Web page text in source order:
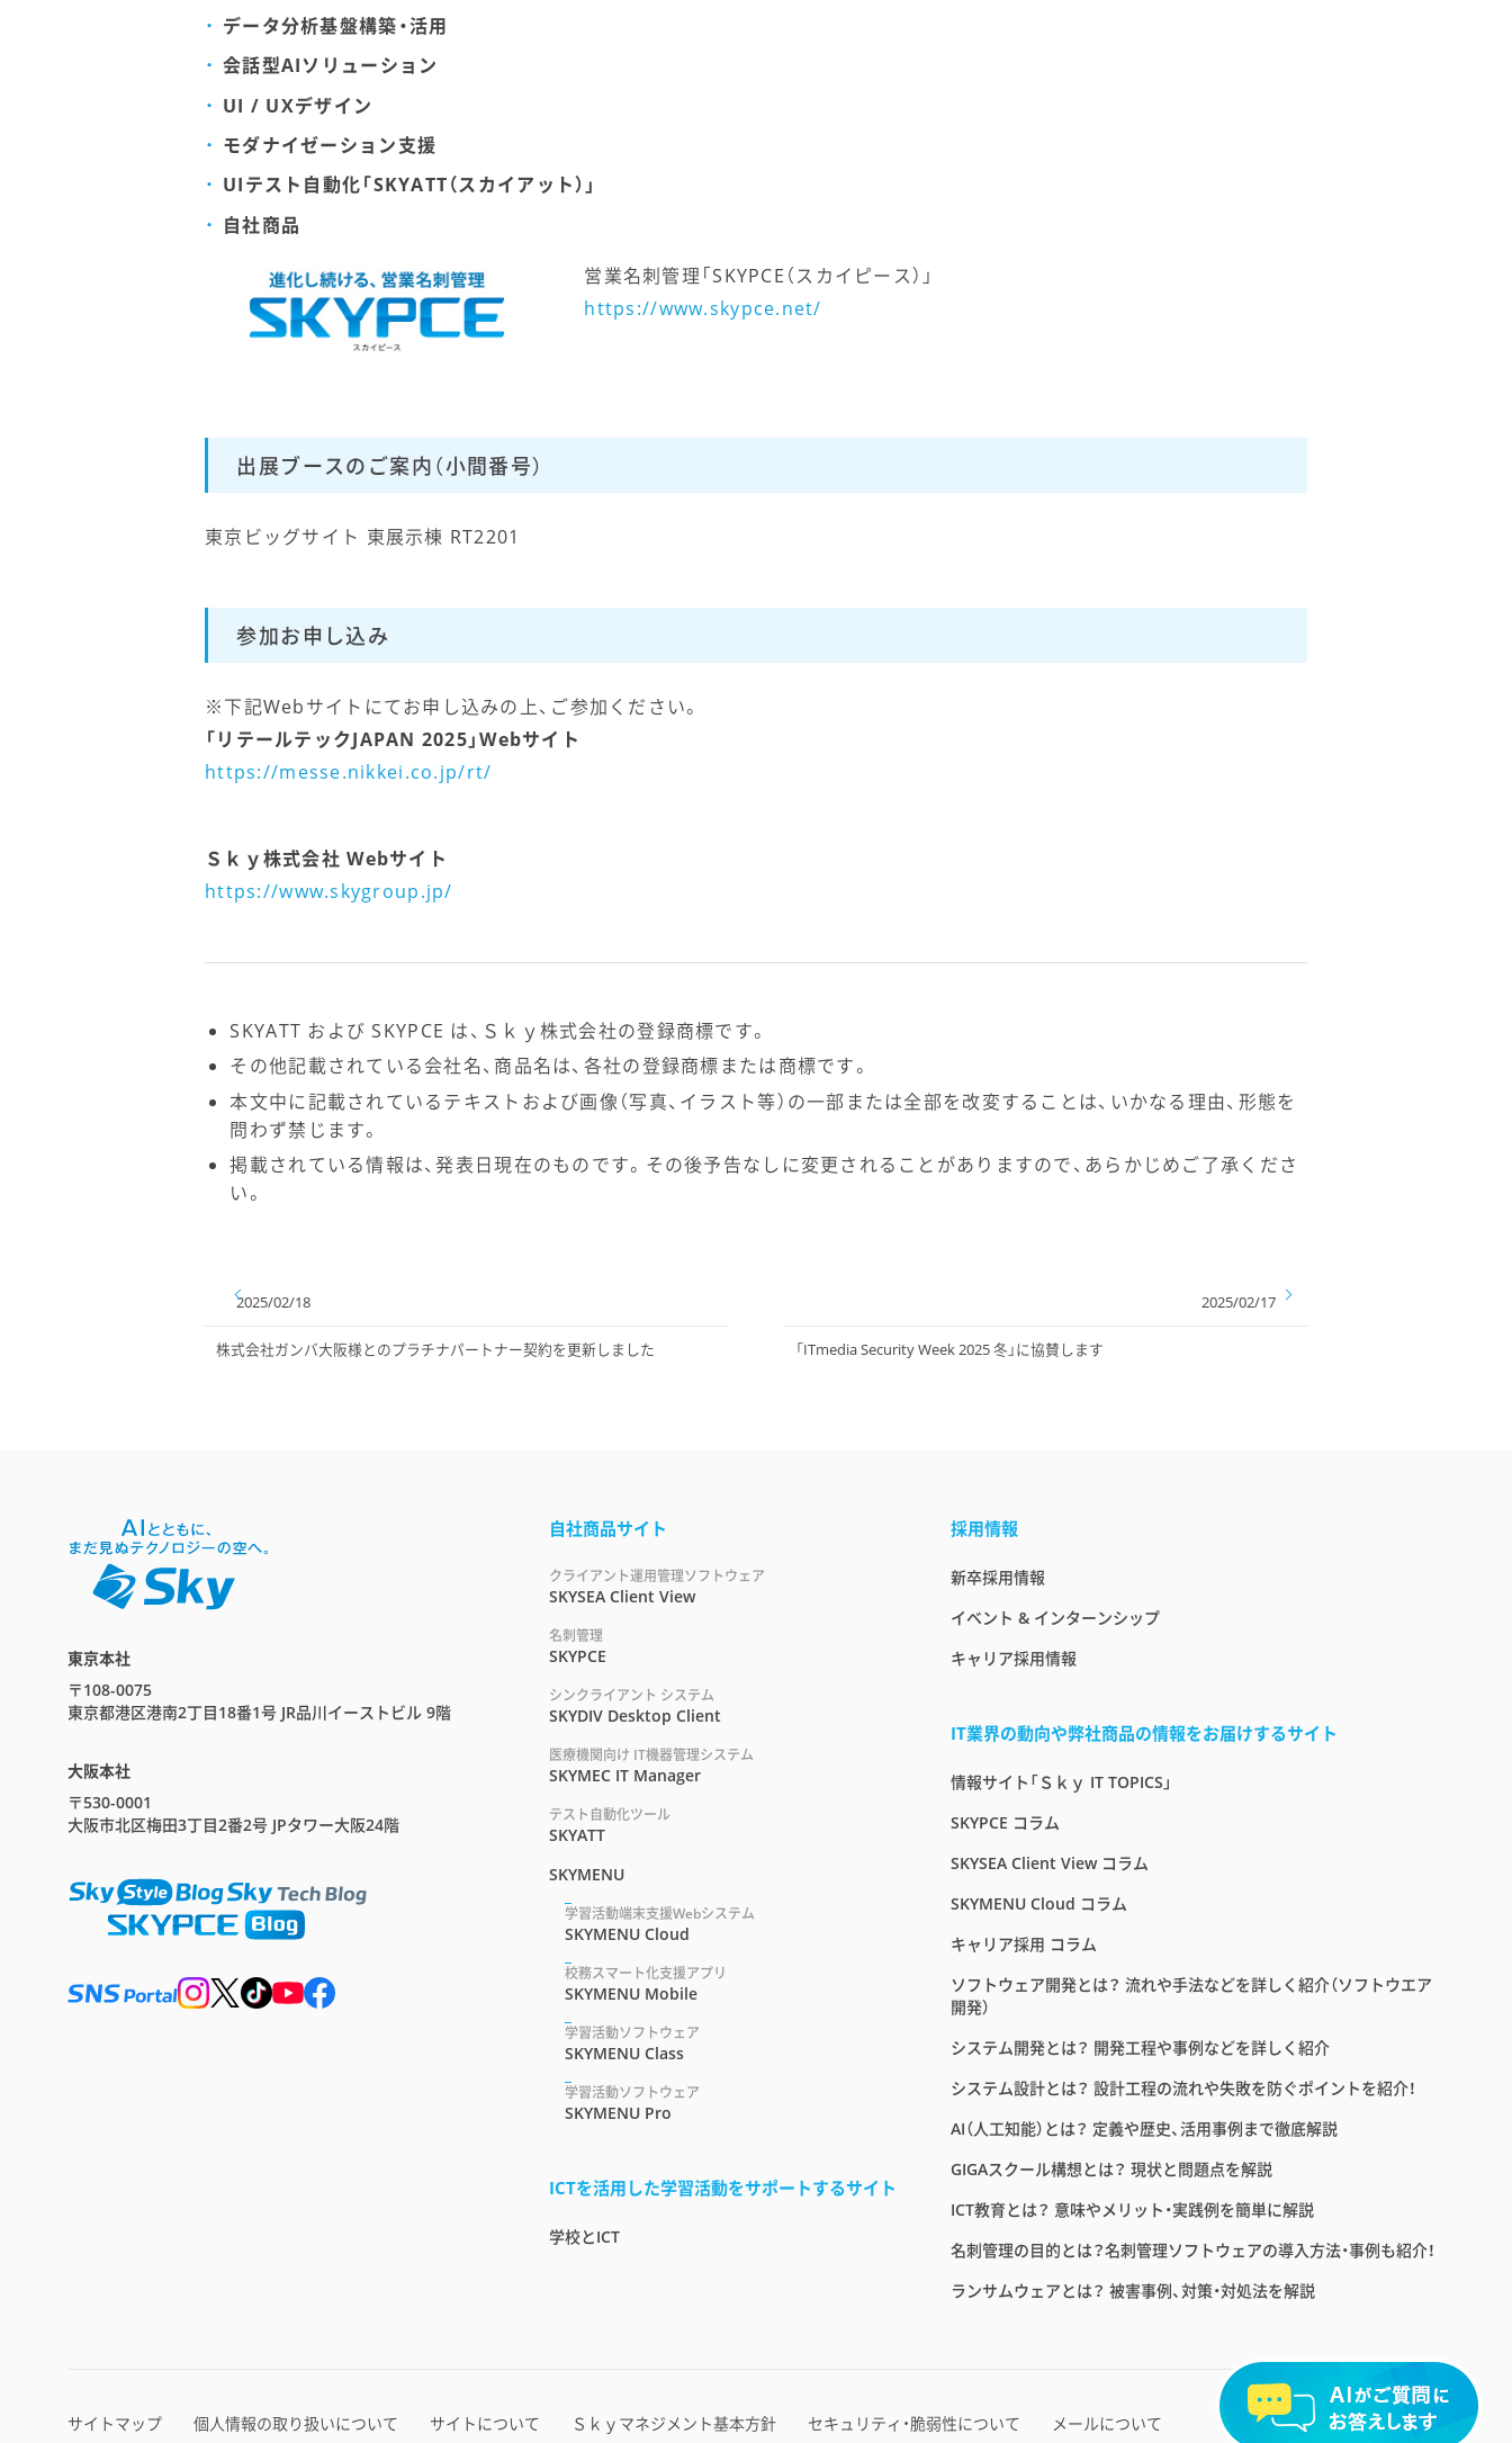
データ分析基盤構築・活用
会話型AIソリューション
UI / UXデザイン
モダナイゼーション支援
UIテスト自動化「SKYATT（スカイアット）」
自社商品
営業名刺管理「SKYPCE（スカイピース）」
https://www.skypce.net/
出展ブースのご案内（小間番号）
東京ビッグサイト 東展示棟 RT2201
参加お申し込み
※下記Webサイトにてお申し込みの上、ご参加ください。
「リテールテックJAPAN 2025」Webサイト
https://messe.nikkei.co.jp/rt/
Ｓｋｙ株式会社 Webサイト
https://www.skygroup.jp/
SKYATT および SKYPCE は、Ｓｋｙ株式会社の登録商標です。
その他記載されている会社名、商品名は、各社の登録商標または商標です。
本文中に記載されているテキストおよび画像（写真、イラスト等）の一部または全部を改変することは、いかなる理由、形態を
問わず禁じます。
掲載されている情報は、発表日現在のものです。その後予告なしに変更されることがありますので、あらかじめご了承くださ
い。
2025/02/18
株式会社ガンバ大阪様とのプラチナパートナー契約を更新しました
2025/02/17
「ITmedia Security Week 2025 冬」に協賛します
東京本社
〒108-0075
東京都港区港南2丁目18番1号 JR品川イーストビル 9階
大阪本社
〒530-0001
大阪市北区梅田3丁目2番2号 JPタワー大阪24階
自社商品サイト
クライアント運用管理ソフトウェア
SKYSEA Client View
名刺管理
SKYPCE
シンクライアント システム
SKYDIV Desktop Client
医療機関向け IT機器管理システム
SKYMEC IT Manager
テスト自動化ツール
SKYATT
SKYMENU
学習活動端末支援Webシステム
SKYMENU Cloud
校務スマート化支援アプリ
SKYMENU Mobile
学習活動ソフトウェア
SKYMENU Class
学習活動ソフトウェア
SKYMENU Pro
ICTを活用した学習活動をサポートするサイト
学校とICT
採用情報
新卒採用情報
イベント & インターンシップ
キャリア採用情報
IT業界の動向や弊社商品の情報をお届けするサイト
情報サイト「Ｓｋｙ IT TOPICS」
SKYPCE コラム
SKYSEA Client View コラム
SKYMENU Cloud コラム
キャリア採用 コラム
ソフトウェア開発とは？ 流れや手法などを詳しく紹介（ソフトウエア
開発）
システム開発とは？ 開発工程や事例などを詳しく紹介
システム設計とは？ 設計工程の流れや失敗を防ぐポイントを紹介！
AI（人工知能）とは？ 定義や歴史、活用事例まで徹底解説
GIGAスクール構想とは？ 現状と問題点を解説
ICT教育とは？ 意味やメリット・実践例を簡単に解説
名刺管理の目的とは？名刺管理ソフトウェアの導入方法・事例も紹介！
ランサムウェアとは？ 被害事例、対策・対処法を解説
サイトマップ 個人情報の取り扱いについて サイトについて Ｓｋｙマネジメント基本方針 セキュリティ・脆弱性について メールについて 2026 ©Ｓｋｙ株式会社